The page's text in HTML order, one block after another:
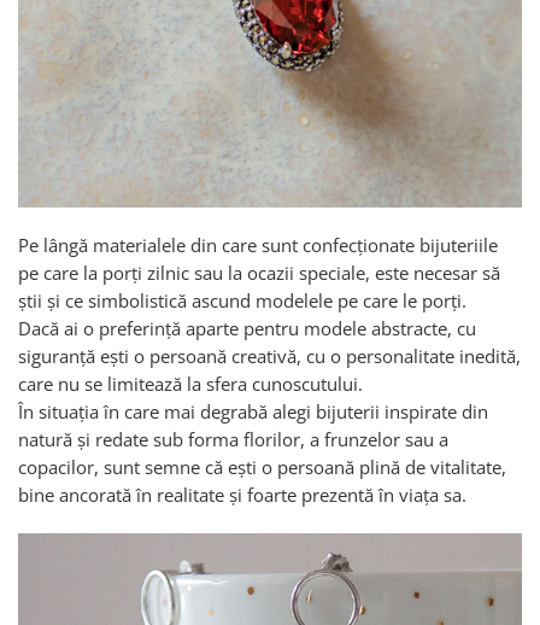
Pe lângă materialele din care sunt confecționate bijuteriile
pe care la porți zilnic sau la ocazii speciale, este necesar să
știi și ce simbolistică ascund modelele pe care le porți.
Dacă ai o preferință aparte pentru modele abstracte, cu
siguranță ești o persoană creativă, cu o personalitate inedită,
care nu se limitează la sfera cunoscutului.
În situația în care mai degrabă alegi bijuterii inspirate din
natură și redate sub forma florilor, a frunzelor sau a
copacilor, sunt semne că ești o persoană plină de vitalitate,
bine ancorată în realitate și foarte prezentă în viața sa.